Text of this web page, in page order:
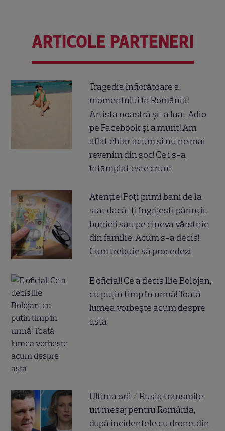
ARTICOLE PARTENERI
Tragedia înfiorătoare a
momentului în România!
Artista noastră și-a luat Adio
pe Facebook și a murit! Am
aflat chiar acum și nu ne mai
revenim din șoc! Ce i s-a
întâmplat este crunt
Atenție! Poți primi bani de la
stat dacă-ți îngrijești părinții,
bunicii sau pe cineva vârstnic
din familie. Acum s-a decis!
Cum trebuie să procedezi
E oficial! Ce a decis Ilie Bolojan,
cu puțin timp în urmă! Toată
lumea vorbește acum despre
asta
Ultima oră / Rusia transmite
un mesaj pentru România,
după incidentele cu drone, din